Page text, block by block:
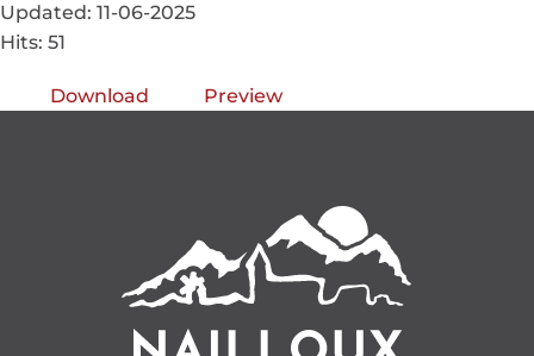
Updated: 11-06-2025
Hits: 51
Download Preview